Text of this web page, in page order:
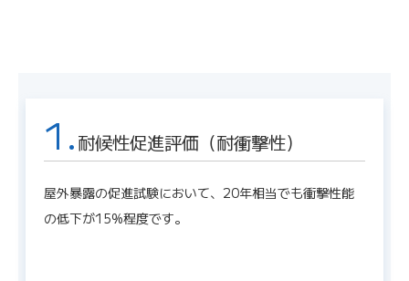
1.耐候性促進評価（耐衝撃性）
屋外暴露の促進試験において、20年相当でも衝撃性能
の低下が15%程度です。